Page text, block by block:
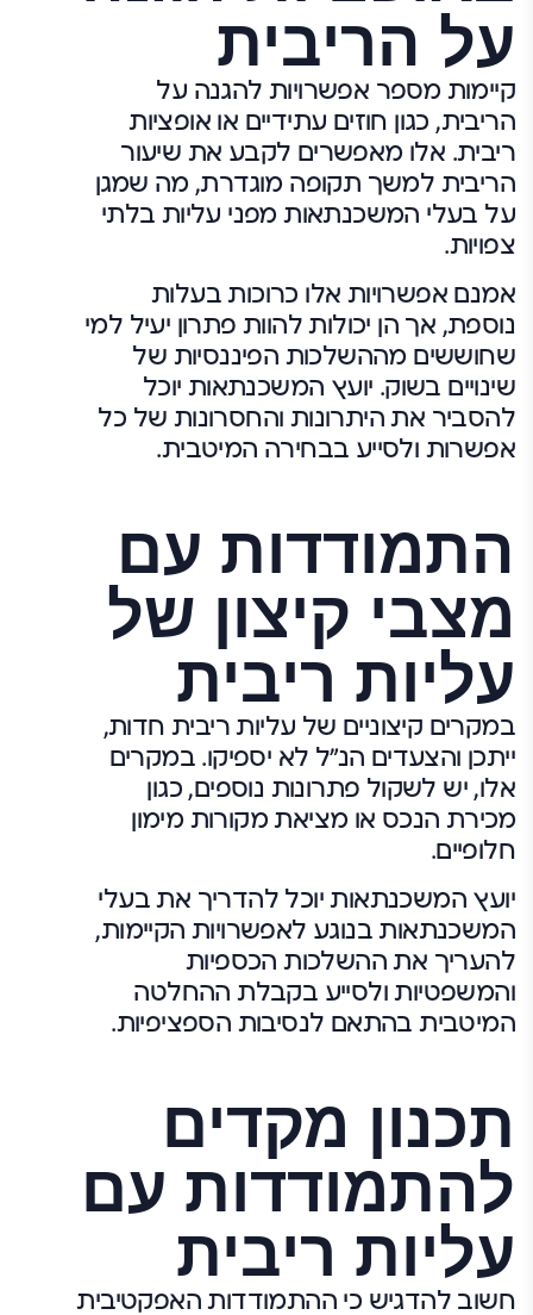
על הריבית
קיימות מספר אפשרויות להגנה על
הריבית, כגון חוזים עתידיים או אופציות
ריבית. אלו מאפשרים לקבע את שיעור
הריבית למשך תקופה מוגדרת, מה שמגן
על בעלי המשכנתאות מפני עליות בלתי
צפויות.
אמנם אפשרויות אלו כרוכות בעלות
נוספת, אך הן יכולות להוות פתרון יעיל למי
שחוששים מההשלכות הפיננסיות של
שינויים בשוק. יועץ המשכנתאות יוכל
להסביר את היתרונות והחסרונות של כל
אפשרות ולסייע בבחירה המיטבית.
התמודדות עם
מצבי קיצון של
עליות ריבית
במקרים קיצוניים של עליות ריבית חדות,
ייתכן והצעדים הנ"ל לא יספיקו. במקרים
אלו, יש לשקול פתרונות נוספים, כגון
מכירת הנכס או מציאת מקורות מימון
חלופיים.
יועץ המשכנתאות יוכל להדריך את בעלי
המשכנתאות בנוגע לאפשרויות הקיימות,
להעריך את ההשלכות הכספיות
והמשפטיות ולסייע בקבלת ההחלטה
המיטבית בהתאם לנסיבות הספציפיות.
תכנון מקדים
להתמודדות עם
עליות ריבית
חשוב להדגיש כי ההתמודדות האפקטיבית